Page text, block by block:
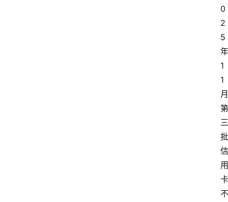
0
2
5
年
1
1
月
第
三
批
信
用
卡
不